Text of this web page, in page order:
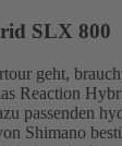
SLX 800
geht,
Reaction
passenden
Shimano